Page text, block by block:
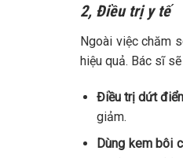
2, Điều trị y tế
Ngoài việc chăm
hiệu quả. Bác sĩ
Điều trị dứt
giảm.
Dùng kem bôi